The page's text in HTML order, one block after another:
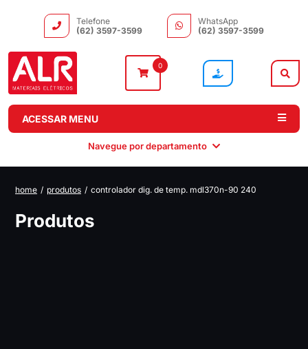
0
Telefone
(62) 3597-3599
WhatsApp
(62) 3597-3599
ACESSAR MENU
Navegue por departamento
Distribuição
home / produtos / controlador dig. de temp. mdl370n-90 240
Produtos